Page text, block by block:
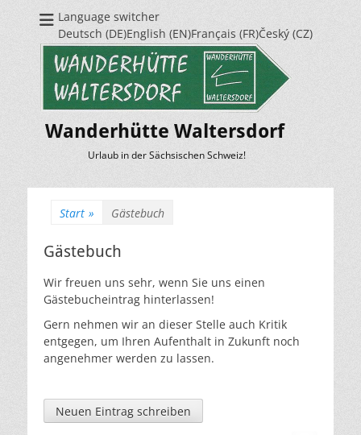
Language switcher
Deutsch (DE)English (EN)Français (FR)Český (CZ)
Wanderhütte Waltersdorf
Urlaub in der Sächsischen Schweiz!
Start » Gästebuch
Gästebuch
Wir freuen uns sehr, wenn Sie uns einen
Gästebucheintrag hinterlassen!
Gern nehmen wir an dieser Stelle auch Kritik
entgegen, um Ihren Aufenthalt in Zukunft noch
angenehmer werden zu lassen.